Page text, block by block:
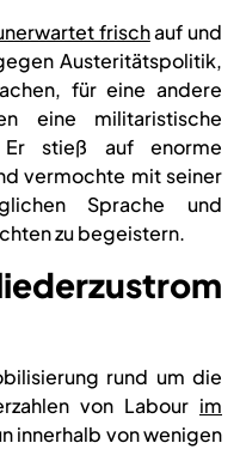
frischauf und
Austeritätspolitik,
für eine andere
eine militaristische
stieß auf enorme
vermochte mit seiner
Sprache und
zu begeistern.
rund um die
von Labour im
innerhalb von wenigen